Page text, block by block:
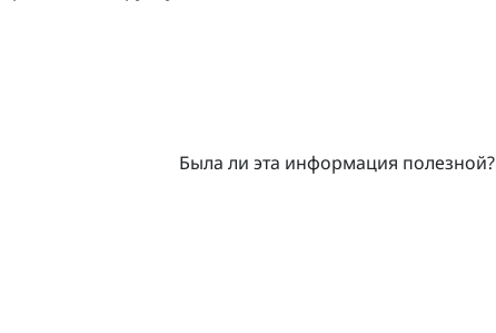
Была ли эта информация полезной?